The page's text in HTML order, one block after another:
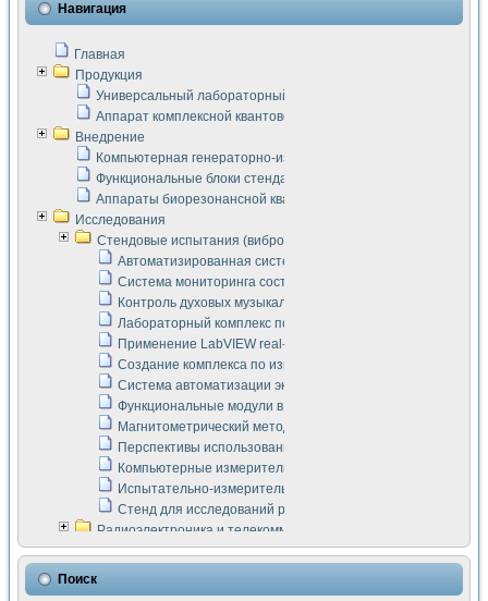
Навигация
Главная
Продукция
Универсальный лабораторный стенд "Сигнал-USB"
Аппарат комплексной квантовой терапии Интроскан
Внедрение
Компьютерная генераторно-измерительная система
Функциональные блоки стенда "Сигнал-USB"
Аппараты биорезонансной квантовой терапии серии СКАН
Исследования
Стендовые испытания (виброакустика, тензометрия и т.п.)
Автоматизированная система измерения параметров
Система мониторинга состояния тяговых
Контроль духовых музыкальных инструментов
Лабораторный комплекс по исследованию элементной
Применение LabVIEW real-time module для
Создание комплекса по измерению скорости подвижного
Система автоматизации экспериментальных
Функциональные модули в стандарте Nl SCXI для
Магнитометрический метод в дефектоскопии сварных
Перспективы использования машинного зрения в
Компьютерные измерительные системы для
Испытательно-измерительный комплекс аппаратуры для
Стенд для исследований рабочих процессов ДВС в
Радиоэлектроника и телекоммуникации
LabVIEW в расчетах радиолиний систем передачи данных
Аппаратно-программный комплекс для исследования
Виртуальный лабораторный стенд для исследования
Поиск